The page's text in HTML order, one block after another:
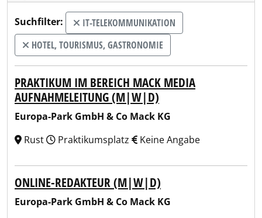
Suchfilter:
IT-TELEKOMMUNIKATION
HOTEL, TOURISMUS, GASTRONOMIE
PRAKTIKUM IM BEREICH MACK MEDIA
AUFNAHMELEITUNG (M|W|D)
Europa-Park GmbH & Co Mack KG
Rust
Praktikumsplatz Keine Angabe
ONLINE-REDAKTEUR (M|W|D)
Europa-Park GmbH & Co Mack KG